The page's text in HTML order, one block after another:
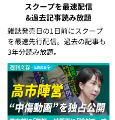
スクープを最速配信
&過去記事読み放題
雑誌発売日の1日前にスクープ
を最速先行配信。過去の記事も
3年分読み放題。